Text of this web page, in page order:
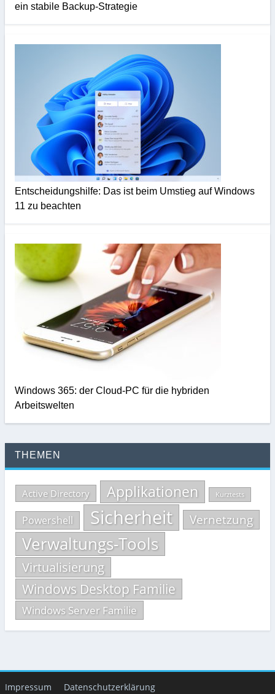
ein stabile Backup-Strategie
Entscheidungshilfe: Das ist beim Umstieg auf Windows
11 zu beachten
Windows 365: der Cloud-PC für die hybriden
Arbeitswelten
THEMEN
Active Directory Applikationen Kurztests
Powershell Sicherheit Vernetzung
Verwaltungs-Tools
Virtualisierung
Windows Desktop Familie
Windows Server Familie
Impressum Datenschutzerklärung